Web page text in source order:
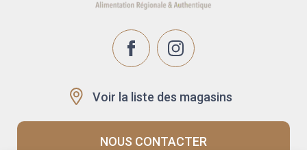
Voir la liste des magasins
NOUS CONTACTER